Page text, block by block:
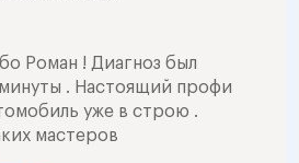
Роман ! Диагноз был
. Настоящий профи
уже в строю .
мастеров